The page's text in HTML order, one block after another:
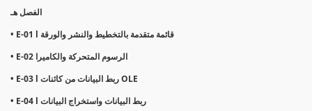
الفصل هـ
• E-01 l قائمة متقدمة بالتخطيط والنشر والورقة
• E-02 الرسوم المتحركة والكاميرا
• E-03 l ربط البيانات من كائنات OLE
• E-04 l ربط البيانات واستخراج البيانات